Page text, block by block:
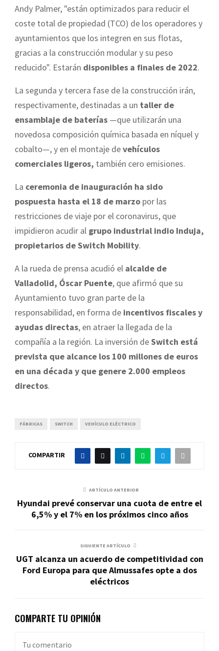
Andy Palmer, "están optimizados para reducir el
coste total de propiedad (TCO) de los operadores y
ayuntamientos que los integren en sus flotas,
gracias a la construcción modular y su peso
reducido". Estarán disponibles a finales de 2022.
La segunda y tercera fase de la construcción irán,
respectivamente, destinadas a un taller de
ensamblaje de baterías —que utilizarán una
novedosa composición química basada en níquel y
cobalto—, y en el montaje devehículos
comerciales ligeros, también cero emisiones.
La ceremonia de inauguración ha sido
pospuesta hasta el 18 de marzo por las
restricciones de viaje por el coronavirus, que
impidieron acudir al grupo industrial indio Induja,
propietarios de Switch Mobility.
A la rueda de prensa acudió el alcalde de
Valladolid, Óscar Puente, que afirmó que su
Ayuntamiento tuvo gran parte de la
responsabilidad, en forma de incentivos fiscales y
ayudas directas, en atraer la llegada de la
compañía a la región. La inversión deSwitch está
prevista que alcance los 100 millones de euros
en una década y que genere 2.000 empleos
directos.
FÁBRICAS SWITCH VEHÍCULO ELÉCTRICO
COMPARTIR
ARTÍCULO ANTERIOR
Hyundai prevé conservar una cuota de entre el
6,5% y el 7% en los próximos cinco años
SIGUIENTE ARTÍCULO
UGT alcanza un acuerdo de competitividad con
Ford Europa para que Almussafes opte a dos
eléctricos
COMPARTE TU OPINIÓN